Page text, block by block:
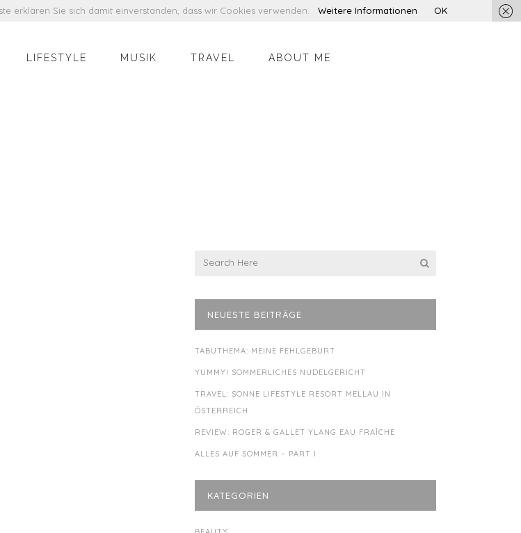
LIFESTYLE MUSIK TRAVEL ABOUT ME
NEUESTE BEITRÄGE
TABUTHEMA: MEINE FEHLGEBURT
YUMMY! SOMMERLICHES NUDELGERICHT
TRAVEL: SONNE LIFESTYLE RESORT MELLAU IN
ÖSTERREICH
REVIEW: ROGER & GALLET YLANG EAU FRAÎCHE
ALLES AUF SOMMER – PART I
KATEGORIEN
erklären Sie sich damit einverstanden, dass wir Cookies verwenden. Weitere Informationen OK